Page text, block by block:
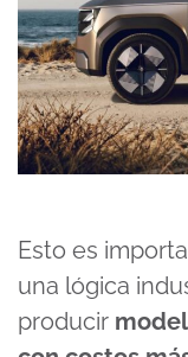
Esto es
una lógica
producir